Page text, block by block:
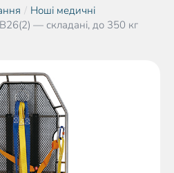
Ноші медичні
— складані, до 350 кг